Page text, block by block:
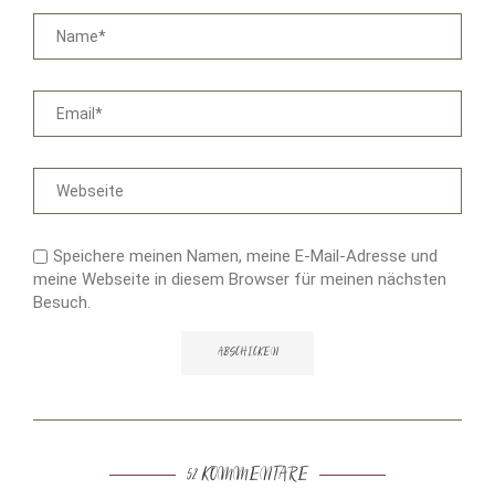
Speichere meinen Namen, meine E-Mail-Adresse und
meine Webseite in diesem Browser für meinen nächsten
Besuch.
52 KOMMENTARE